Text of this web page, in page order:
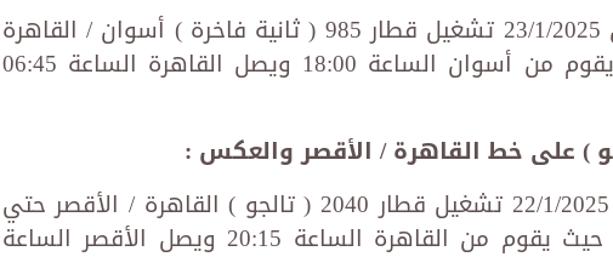
- اعتباراً من يوم الخميس الموافق 23/1/2025 تشغيل قطار 985 ( ثانية فاخرة ) أسوان / القاهرة
ولحين صدور تعليمات أخرى حيث يقوم من أسوان الساعة 18:00 ويصل القاهرة الساعة 06:45
- اعتبارا من يوم الأربعاء الموافق 22/1/2025 تشغيل قطار 2040 ( تالجو ) القاهرة / الأقصر حتي
يوم الخميس الموافق 20/2/2025 حيث يقوم من القاهرة الساعة 20:15 ويصل الأقصر الساعة